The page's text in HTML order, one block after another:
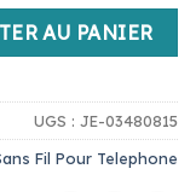
fil pour telephone
AU PANIER
UGS : JE-03480815
Fil Pour Telephone